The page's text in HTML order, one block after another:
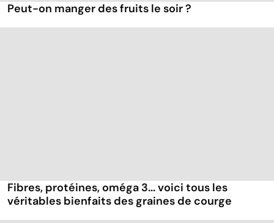
Peut-on manger des fruits le soir ?
Fibres, protéines, oméga 3... voici tous les
véritables bienfaits des graines de courge